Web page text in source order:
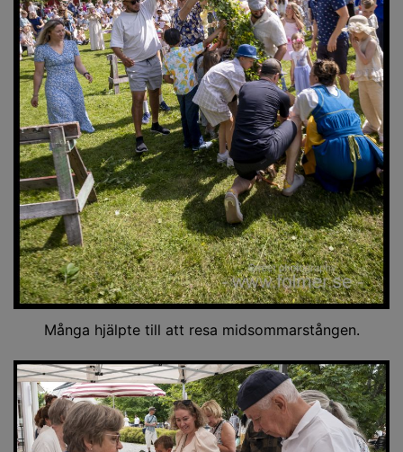
Många hjälpte till att resa midsommarstången.